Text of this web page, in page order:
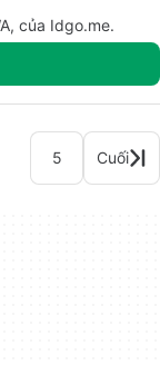
của Idgo.me.
5 Cuối